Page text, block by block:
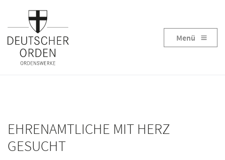
Menü
EHRENAMTLICHE MIT HERZ
GESUCHT